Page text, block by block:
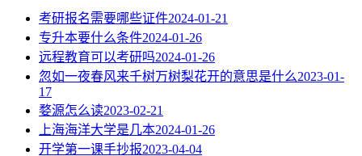
考研报名需要哪些证件2024-01-21
专升本要什么条件2024-01-26
远程教育可以考研吗2024-01-26
忽如一夜春风来千树万树梨花开的意思是什么2023-01-
17
婺源怎么读2023-02-21
上海海洋大学是几本2024-01-26
开学第一课手抄报2023-04-04